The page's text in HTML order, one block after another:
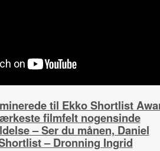
til Ekko Shortlist
filmfelt nogensinde
– Ser du månen, Daniel
– Dronning Ingrid